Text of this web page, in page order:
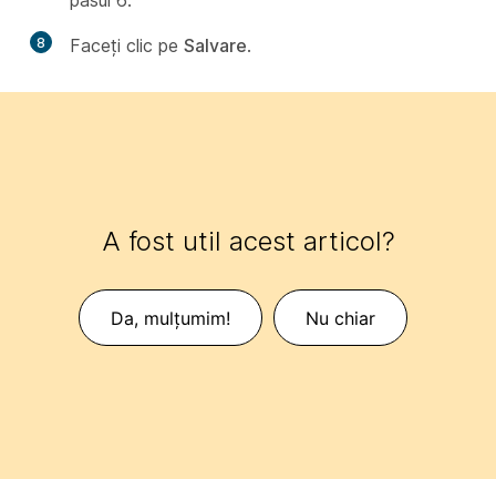
8 Faceți clic pe Salvare.
A fost util acest articol?
Da, mulțumim! Nu chiar